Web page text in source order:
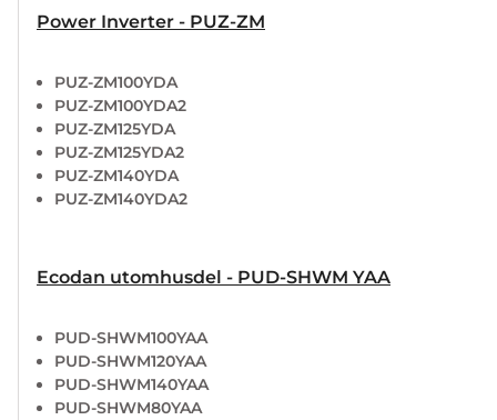
Power Inverter - PUZ-ZM
PUZ-ZM100YDA
PUZ-ZM100YDA2
PUZ-ZM125YDA
PUZ-ZM125YDA2
PUZ-ZM140YDA
PUZ-ZM140YDA2
Ecodan utomhusdel - PUD-SHWM YAA
PUD-SHWM100YAA
PUD-SHWM120YAA
PUD-SHWM140YAA
PUD-SHWM80YAA